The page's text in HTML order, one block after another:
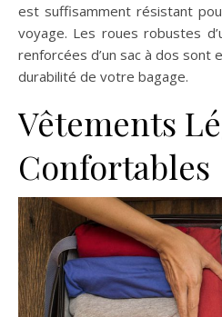
est suffisamment résistant
voyage. Les roues robustes
renforcées d’un sac à dos sont
durabilité de votre bagage.
Vêtements
Confortables